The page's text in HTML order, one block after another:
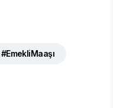
#EmekliMaaşı